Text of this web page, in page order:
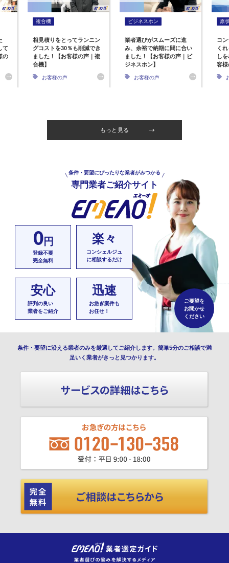
て
の
複合機
相見積りをとってランニン
グコストを30％も削減でき
ました！【お客様の声｜複
合機】
お客様の声
ビジネスホン
業者選びがスムーズに進
み、余裕で納期に間に合い
ました！【お客様の声｜ビ
ジネスホン】
お客様の声
原
コ
く
し
客
もっと見る
条件・要望にぴったりな業者がみつかる
専門業者ご紹介サイト
0円
登録不要
完全無料
楽々
コンシェルジュ
に相談するだけ
安心
評判の良い
業者をご紹介
迅速
お急ぎ案件も
お任せ！
ご要望を
お聞かせ
ください
条件・要望に沿える業者のみを厳選してご紹介します。簡単5分のご相談で満
足いく業者がきっと見つかります。